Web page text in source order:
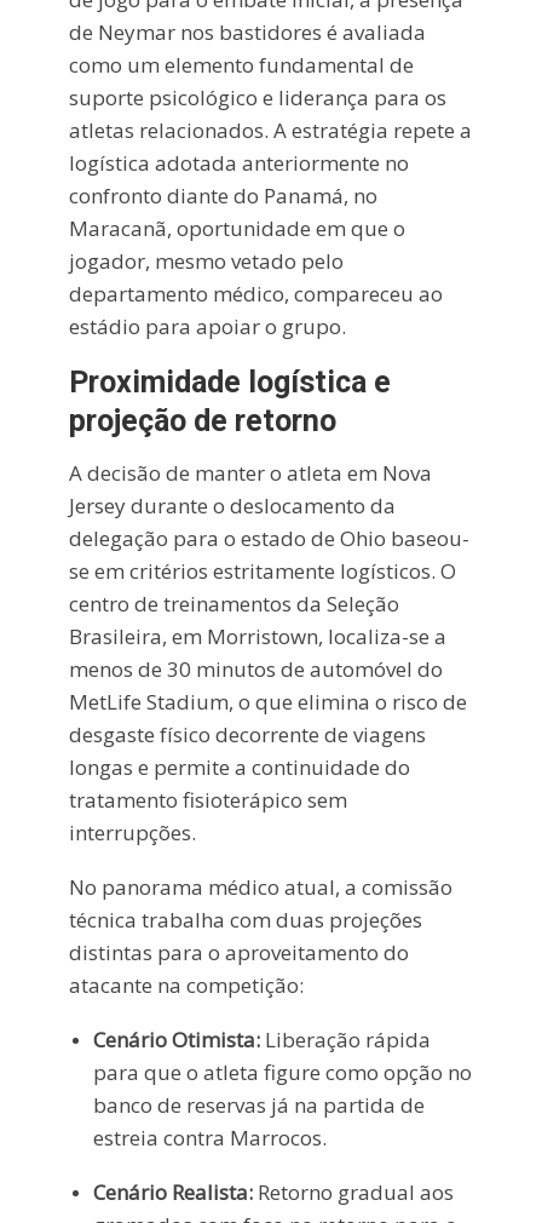
de Neymar nos bastidores é avaliada
como um elemento fundamental de
suporte psicológico e liderança para os
atletas relacionados. A estratégia repete a
logística adotada anteriormente no
confronto diante do Panamá, no
Maracanã, oportunidade em que o
jogador, mesmo vetado pelo
departamento médico, compareceu ao
estádio para apoiar o grupo.
Proximidade logística e
projeção de retorno
A decisão de manter o atleta em Nova
Jersey durante o deslocamento da
delegação para o estado de Ohio baseou-
se em critérios estritamente logísticos. O
centro de treinamentos da Seleção
Brasileira, em Morristown, localiza-se a
menos de 30 minutos de automóvel do
MetLife Stadium, o que elimina o risco de
desgaste físico decorrente de viagens
longas e permite a continuidade do
tratamento fisioterápico sem
interrupções.
No panorama médico atual, a comissão
técnica trabalha com duas projeções
distintas para o aproveitamento do
atacante na competição:
Cenário Otimista:Liberação rápida
para que o atleta figure como opção no
banco de reservas já na partida de
estreia contra Marrocos.
Cenário Realista:Retorno gradual aos